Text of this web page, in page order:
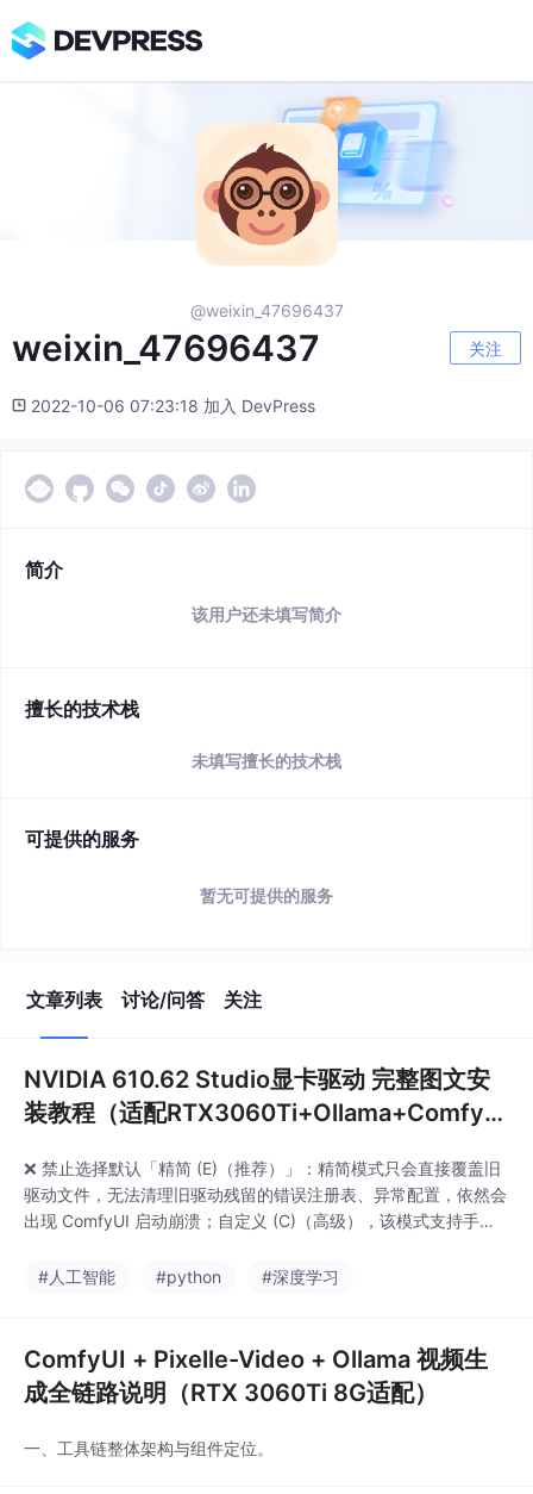
@weixin_47696437
weixin_47696437 关注
2022-10-06 07:23:18 加入 DevPress
简介
该用户还未填写简介
擅长的技术栈
未填写擅长的技术栈
可提供的服务
暂无可提供的服务
文章列表 讨论/问答 关注
NVIDIA 610.62 Studio显卡驱动 完整图文安
装教程（适配RTX3060Ti+Ollama+ComfyU
❌ 禁止选择默认「精简 (E)（推荐）」：精简模式只会直接覆盖旧
驱动文件，无法清理旧驱动残留的错误注册表、异常配置，依然会
出现 ComfyUI 启动崩溃；自定义 (C)（高级），该模式支持手动
组件配置核心页面。✅必须保留勾选图形驱动程序：显卡核心驱
#人工智能 #python #深度学习
ComfyUI + Pixelle-Video + Ollama 视频生
成全链路说明（RTX 3060Ti 8G适配）
一、工具链整体架构与组件定位。